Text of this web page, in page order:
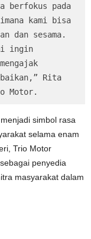
berfokus pada
kami bisa
dan sesama.
ingin
Rita
Motor.
simbol rasa
selama enam
Trio Motor
penyedia
masyarakat dalam